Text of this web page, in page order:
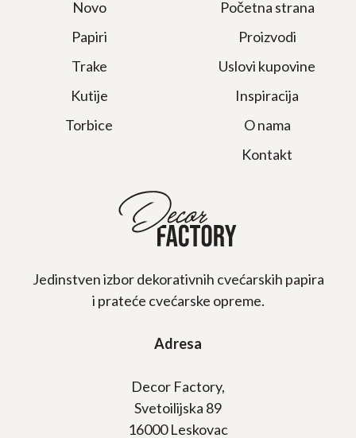
Novo
Papiri
Trake
Kutije
Torbice
Početna strana
Proizvodi
Uslovi kupovine
Inspiracija
O nama
Kontakt
Jedinstven izbor dekorativnih cvećarskih papira
i prateće cvećarske opreme.
Adresa
Decor Factory,
Svetoilijska 89
16000 Leskovac